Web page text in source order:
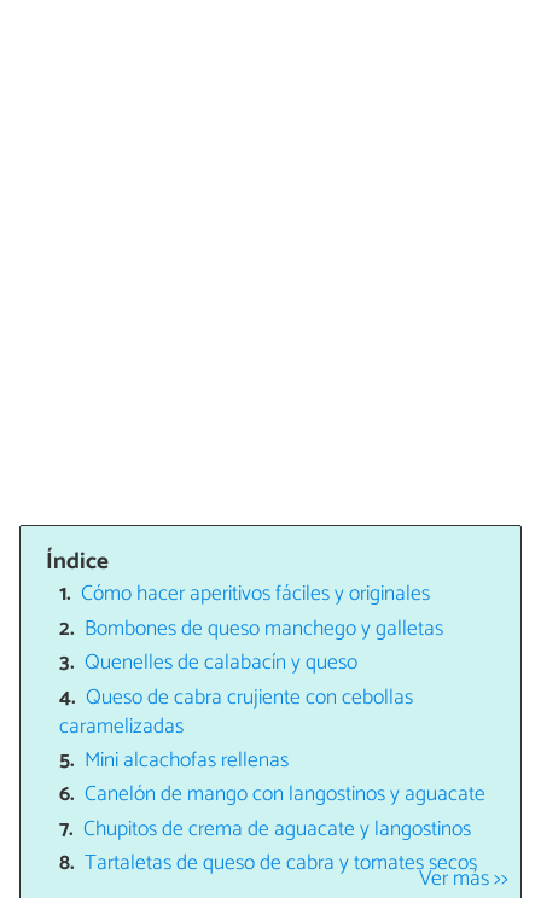
Índice
Cómo hacer aperitivos fáciles y originales
Bombones de queso manchego y galletas
Quenelles de calabacín y queso
Queso de cabra crujiente con cebollas
caramelizadas
Mini alcachofas rellenas
Canelón de mango con langostinos y aguacate
Chupitos de crema de aguacate y langostinos
Tartaletas de queso de cabra y tomates secos
Ver más >>